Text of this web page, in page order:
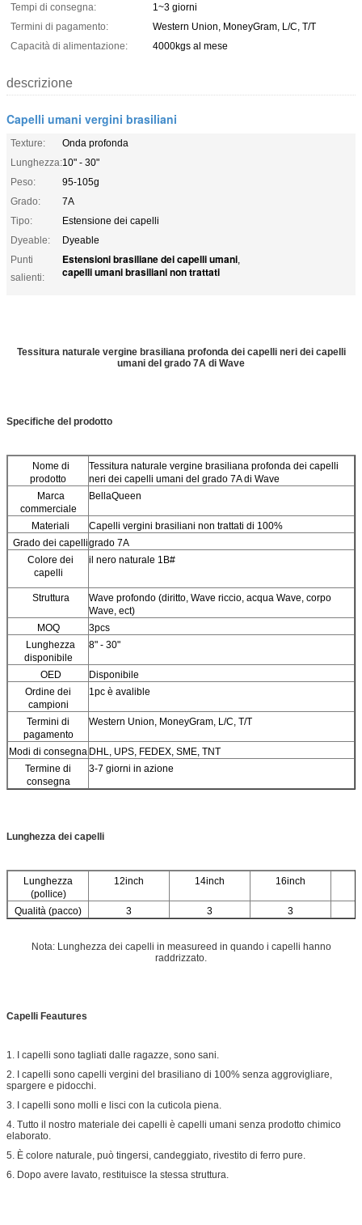
Tempi di consegna:
1~3 giorni
Termini di pagamento:
Western Union, MoneyGram, L/C, T/T
Capacità di alimentazione:
4000kgs al mese
descrizione
Capelli umani vergini brasiliani
Texture:
Onda profonda
Lunghezza:10" - 30"
Peso:
95-105g
Grado:
7A
Tipo:
Estensione dei capelli
Dyeable:
Dyeable
Punti
salienti:
Estensioni brasiliane dei capelli umani,
capelli umani brasiliani non trattati
Tessitura naturale vergine brasiliana profonda dei capelli neri dei capelli
umani del grado 7A di Wave
Specifiche del prodotto
Nome di
prodotto
Tessitura naturale vergine brasiliana profonda dei capelli
neri dei capelli umani del grado 7A di Wave
Marca
commerciale
BellaQueen
Materiali
Capelli vergini brasiliani non trattati di 100%
Grado dei capelligrado 7A
Colore dei
capelli
il nero naturale 1B#
Struttura
Wave profondo (diritto, Wave riccio, acqua Wave, corpo
Wave, ect)
MOQ
3pcs
Lunghezza
disponibile
8" - 30"
OED
Disponibile
Ordine dei
campioni
1pc è avalible
Termini di
pagamento
Western Union, MoneyGram, L/C, T/T
Modi di consegna DHL, UPS, FEDEX, SME, TNT
Termine di
consegna
3-7 giorni in azione
Lunghezza dei capelli
Lunghezza
(pollice)
12inch 14inch 16inch
Qualità (pacco) 3 3 3
Nota: Lunghezza dei capelli in measureed in quando i capelli hanno
raddrizzato.
Capelli Feautures
1. I capelli sono tagliati dalle ragazze, sono sani.
2. I capelli sono capelli vergini del brasiliano di 100% senza aggrovigliare,
spargere e pidocchi.
3. I capelli sono molli e lisci con la cuticola piena.
4. Tutto il nostro materiale dei capelli è capelli umani senza prodotto chimico
elaborato.
5. È colore naturale, può tingersi, candeggiato, rivestito di ferro pure.
6. Dopo avere lavato, restituisce la stessa struttura.